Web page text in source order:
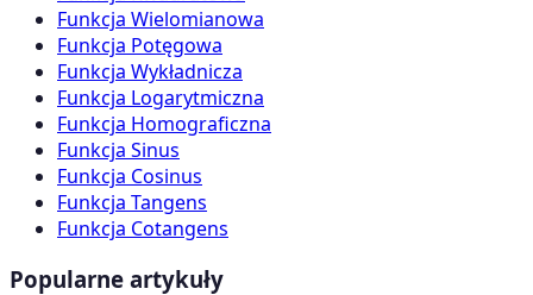
Funkcja Wielomianowa
Funkcja Potęgowa
Funkcja Wykładnicza
Funkcja Logarytmiczna
Funkcja Homograficzna
Funkcja Sinus
Funkcja Cosinus
Funkcja Tangens
Funkcja Cotangens
Popularne artykuły